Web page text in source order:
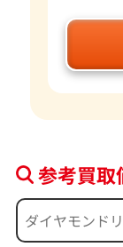
参考買取